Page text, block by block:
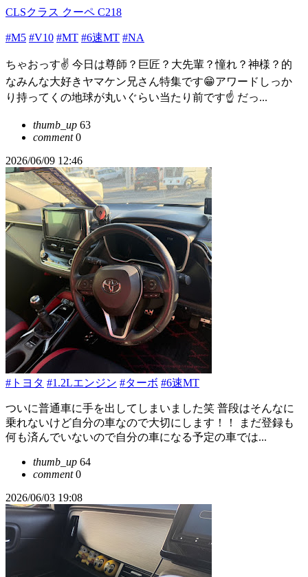
CLSクラス クーペ C218
#M5 #V10 #MT #6速MT #NA
ちゃおっす✌ 今日は尊師？巨匠？大先輩？憧れ？神様？的
なみんな大好きヤマケン兄さん特集です😁アワードしっか
り持ってくの地球が丸いぐらい当たり前です☝ だっ...
thumb_up 63
comment0
2026/06/09 12:46
#トヨタ #1.2Lエンジン #ターボ #6速MT
ついに普通車に手を出してしまいました笑 普段はそんなに
乗れないけど自分の車なので大切にします！！ まだ登録も
何も済んでいないので自分の車になる予定の車では...
thumb_up 64
comment0
2026/06/03 19:08